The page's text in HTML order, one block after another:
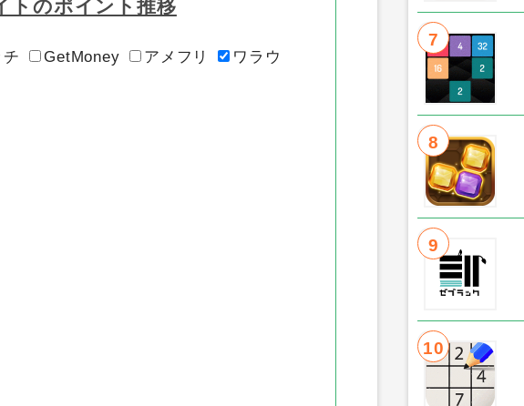
7
8
9
10